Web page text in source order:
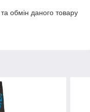
обмін даного товару